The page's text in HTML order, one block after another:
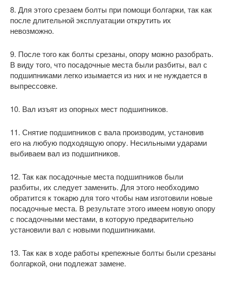
8. Для этого срезаем болты при помощи болгарки, так как
после длительной эксплуатации открутить их
невозможно.
9. После того как болты срезаны, опору можно разобрать.
В виду того, что посадочные места были разбиты, вал с
подшипниками легко изымается из них и не нуждается в
выпрессовке.
10. Вал изъят из опорных мест подшипников.
11. Снятие подшипников с вала производим, установив
его на любую подходящую опору. Несильными ударами
выбиваем вал из подшипников.
12. Так как посадочные места подшипников были
разбиты, их следует заменить. Для этого необходимо
обратится к токарю для того чтобы нам изготовили новые
посадочные места. В результате этого имеем новую опору
с посадочными местами, в которую предварительно
установили вал с новыми подшипниками.
13. Так как в ходе работы крепежные болты были срезаны
болгаркой, они подлежат замене.